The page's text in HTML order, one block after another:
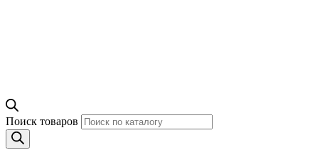
Поиск товаров